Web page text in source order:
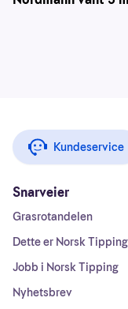
Kundeservice
Snarveier
Grasrotandelen
Dette er Norsk Tipping
Jobb i Norsk Tipping
Nyhetsbrev